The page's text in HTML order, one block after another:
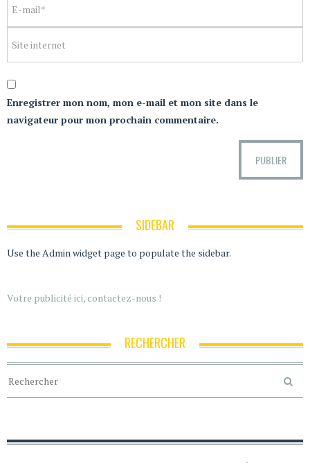
Enregistrer mon nom, mon e-mail et mon site dans le
navigateur pour mon prochain commentaire.
SIDEBAR
Use the Admin widget page to populate the sidebar.
Votre publicité ici, contactez-nous !
RECHERCHER